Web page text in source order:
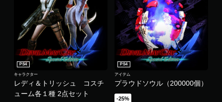
レディ＆トリッシュ コスチ
ューム各１種 2点セット
PS4
キャラクター
プラウドソウル（200000個）
PS4
アイテム
-25%